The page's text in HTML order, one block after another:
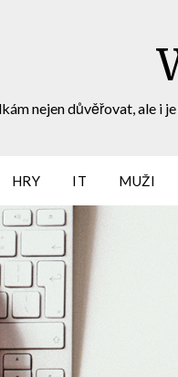
nejen důvěřovat, ale i
HRY IT MUŽI